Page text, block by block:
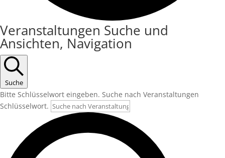
Veranstaltungen
Veranstaltungen Suche und
Ansichten, Navigation
Suche
Bitte Schlüsselwort eingeben. Suche nach Veranstaltungen
Schlüsselwort.